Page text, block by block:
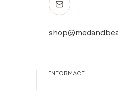
INFORMACE